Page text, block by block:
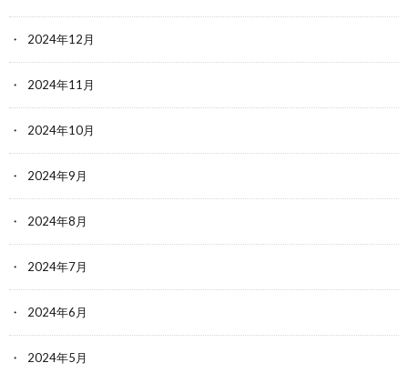
2024年12月
2024年11月
2024年10月
2024年9月
2024年8月
2024年7月
2024年6月
2024年5月